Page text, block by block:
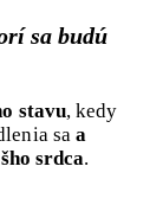
sa budú
stavu, kedy
sa a
srdca.